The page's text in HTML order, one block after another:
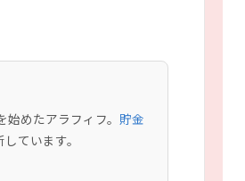
めたアラフィフ。 貯金
ています。